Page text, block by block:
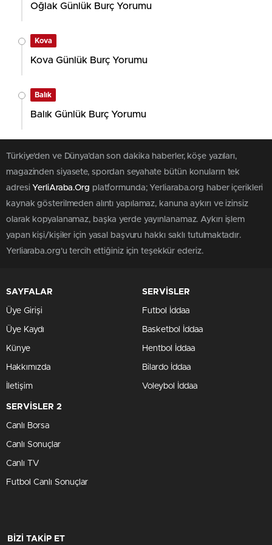
Oğlak Günlük Burç Yorumu
Kova
Kova Günlük Burç Yorumu
Balık
Balık Günlük Burç Yorumu
Türkiye'den ve Dünya’dan son dakika haberler, köşe yazıları,
magazinden siyasete, spordan seyahate bütün konuların tek
adresi YerliAraba.Org platformunda; Yerliaraba.org haber içerikleri
kaynak gösterilmeden alıntı yapılamaz, kanuna aykırı ve izinsiz
olarak kopyalanamaz, başka yerde yayınlanamaz. Aykırı işlem
yapan kişi/kişiler için yasal başvuru hakkı saklı tutulmaktadır.
Yerliaraba.org'u tercih ettiğiniz için teşekkür ederiz.
SAYFALAR
Üye Girişi
Üye Kaydı
Künye
Hakkımızda
İletişim
SERVİSLER
Futbol İddaa
Basketbol İddaa
Hentbol İddaa
Bilardo İddaa
Voleybol İddaa
SERVİSLER 2
Canlı Borsa
Canlı Sonuçlar
Canlı TV
Futbol Canlı Sonuçlar
BİZİ TAKİP ET